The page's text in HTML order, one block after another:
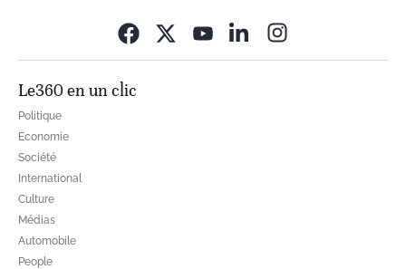
Le360 en un clic
Politique
Economie
Société
International
Culture
Médias
Automobile
People